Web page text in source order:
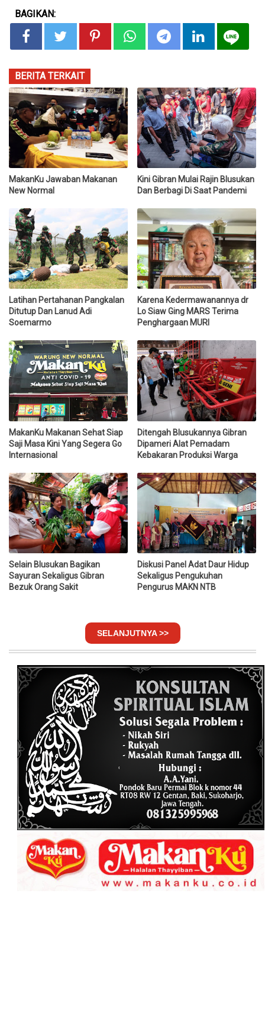
BAGIKAN:
BERITA TERKAIT
MakanKu Jawaban Makanan
New Normal
Kini Gibran Mulai Rajin Blusukan
Dan Berbagi Di Saat Pandemi
Latihan Pertahanan Pangkalan
Ditutup Dan Lanud Adi
Soemarmo
Karena Kedermawanannya dr
Lo Siaw Ging MARS Terima
Penghargaan MURI
MakanKu Makanan Sehat Siap
Saji Masa Kini Yang Segera Go
Internasional
Ditengah Blusukannya Gibran
Dipameri Alat Pemadam
Kebakaran Produksi Warga
Selain Blusukan Bagikan
Sayuran Sekaligus Gibran
Bezuk Orang Sakit
Diskusi Panel Adat Daur Hidup
Sekaligus Pengukuhan
Pengurus MAKN NTB
SELANJUTNYA >>